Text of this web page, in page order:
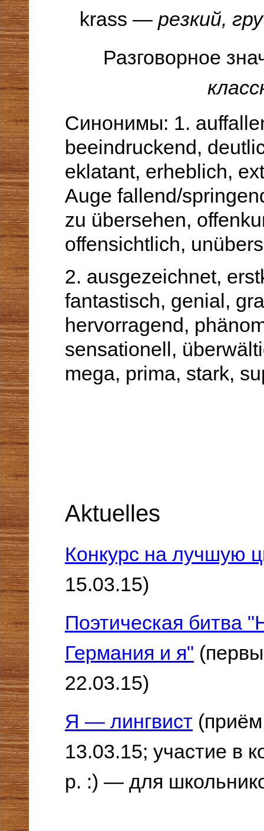
krass — резкий,
Разговорное
Синонимы: 1.
beeindruckend,
eklatant, erheblich,
Auge fallend/
zu übersehen,
offensichtlich,
2. ausgezeichnet,
fantastisch, genial,
hervorragend,
sensationell,
mega, prima, stark,
Aktuelles
Конкурс на лучшую
15.03.15)
Поэтическая битва
Германия и я"
22.03.15)
Я — лингвист
13.03.15; участие в
р. :) — для